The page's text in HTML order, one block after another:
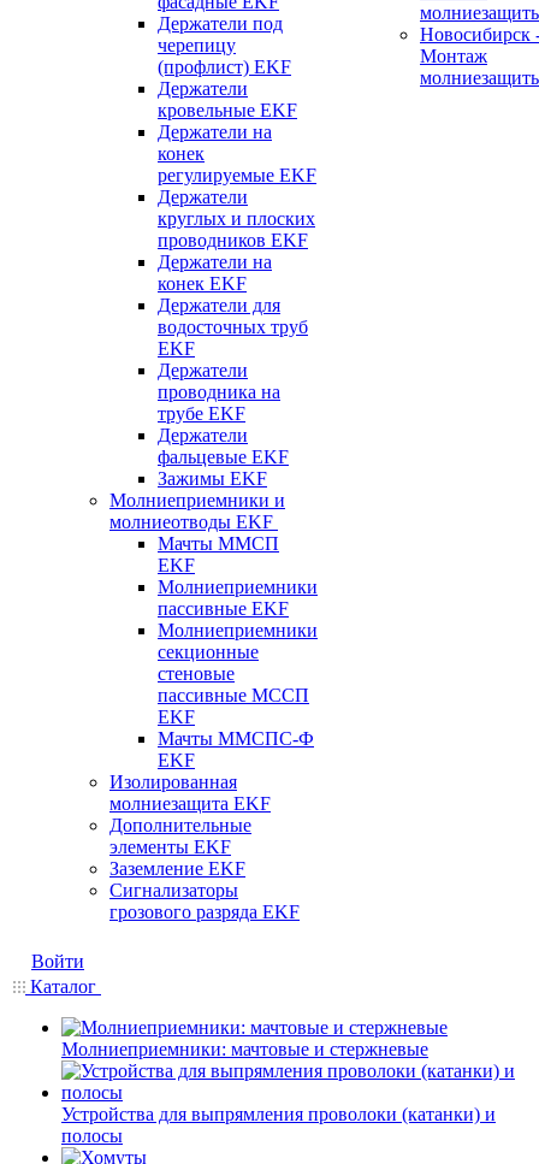
Держатели под
черепицу
(профлист) EKF
Держатели
кровельные EKF
Держатели на
конек
регулируемые EKF
Держатели
круглых и плоских
проводников EKF
Держатели на
конек EKF
Держатели для
водосточных труб
EKF
Держатели
проводника на
трубе EKF
Держатели
фальцевые EKF
Зажимы EKF
Молниеприемники и
молниеотводы EKF
Мачты ММСП
EKF
Молниеприемники
пассивные EKF
Молниеприемники
секционные
стеновые
пассивные МССП
EKF
Мачты ММСПС-Ф
EKF
Изолированная
молниезащита EKF
Дополнительные
элементы EKF
Заземление EKF
Сигнализаторы
грозового разряда EKF
Новосибирск
Монтаж
Войти
Каталог
Молниеприемники: мачтовые и стержневые
Устройства для выпрямления проволоки (катанки) и
полосы